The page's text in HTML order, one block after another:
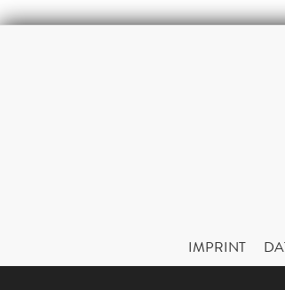
IMPRINT